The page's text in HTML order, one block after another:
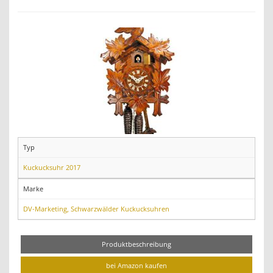
Typ
Kuckucksuhr 2017
Marke
DV-Marketing, Schwarzwälder Kuckucksuhren
Produktbeschreibung
bei Amazon kaufen